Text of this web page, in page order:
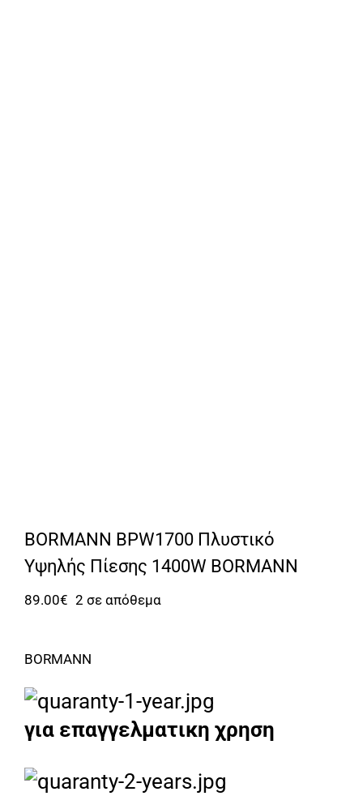
BORMANN BPW1700 Πλυστικό
Υψηλής Πίεσης 1400W BORMANN
89.00€ 2 σε απόθεμα
BORMANN
για επαγγελματικη χρηση